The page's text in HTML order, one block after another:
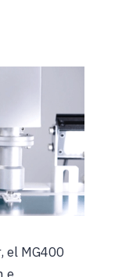
el MG400